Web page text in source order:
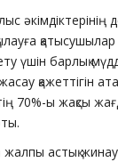
әкімдіктерінің
үшін барлық
қажеттігін
70%-ы жақсы
астық